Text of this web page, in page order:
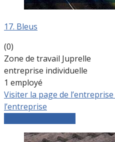
17. Bleus
(0)
Zone de travail Juprelle
entreprise individuelle
1 employé
Visiter la page de l’entreprise
l’entreprise